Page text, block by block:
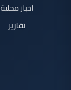
اخبار محلية
تقارير